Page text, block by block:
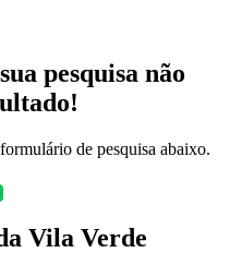
pesquisa não
de pesquisa abaixo.
Vila Verde